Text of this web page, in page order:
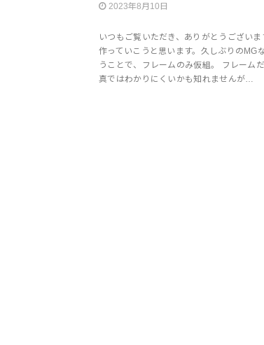
2023年8月10日
いつもご覧いただき、ありがとうござい
作っていこうと思います。久しぶりのMG
うことで、フレームのみ仮組。 フレーム
真ではわかりにくいかも知れませんが…